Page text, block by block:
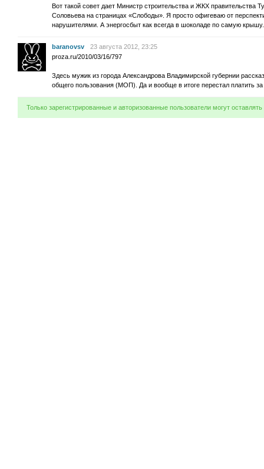
Вот такой совет дает Министр строительства и ЖКХ правительства
Соловьева на страницах «Слободы». Я просто офигеваю от
нарушителями. А энергосбыт как всегда в шоколаде по самую крышу.
baranovsv
23 августа 2012, 23:25
proza.ru/2010/03/16/797
Здесь мужик из города Александрова Владимирской губернии
общего пользования (МОП). Да и вообще в итоге перестал платить за
Только зарегистрированные и авторизованные пользователи могут